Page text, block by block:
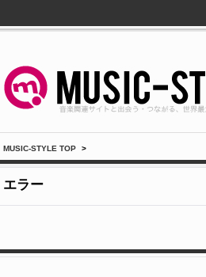
MUSIC-STYLE TOP >
エラー